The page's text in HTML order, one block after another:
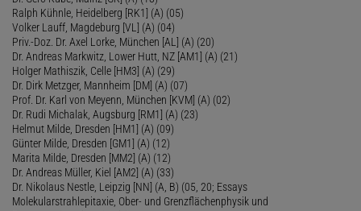
Ralph Kühnle, Heidelberg [RK1] (A) (05)
Volker Lauff, Magdeburg [VL] (A) (04)
Priv.-Doz. Dr. Axel Lorke, München [AL] (A) (20)
Dr. Andreas Markwitz, Lower Hutt, NZ [AM1] (A) (21)
Holger Mathiszik, Celle [HM3] (A) (29)
Dr. Dirk Metzger, Mannheim [DM] (A) (07)
Prof. Dr. Karl von Meyenn, München [KVM] (A) (02)
Dr. Rudi Michalak, Augsburg [RM1] (A) (23)
Helmut Milde, Dresden [HM1] (A) (09)
Günter Milde, Dresden [GM1] (A) (12)
Marita Milde, Dresden [MM2] (A) (12)
Dr. Andreas Müller, Kiel [AM2] (A) (33)
Dr. Nikolaus Nestle, Leipzig [NN] (A, B) (05, 20; Essays
Molekularstrahlepitaxie, Ober- und Grenzflächenphysik und